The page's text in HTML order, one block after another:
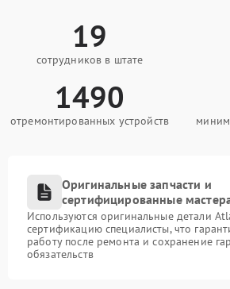
19
сотрудников в штате
1490
отремонтированных устройств
Оригинальные запчасти и
сертифицированные
Используются оригинальные детали
сертификацию специалисты, что
работу после ремонта и сохранение
обязательств